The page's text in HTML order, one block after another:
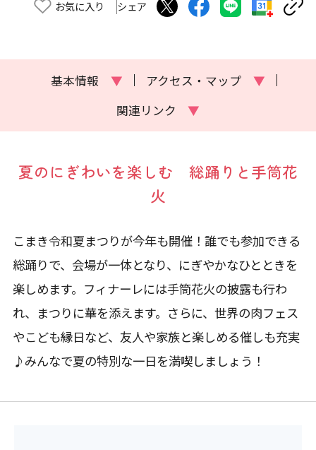
お気に入り シェア
基本情報 ▼ アクセス・マップ
▼
関連リンク
▼
夏のにぎわいを楽しむ 総踊りと手筒花
火
こまき令和夏まつりが今年も開催！誰でも参加できる
総踊りで、会場が一体となり、にぎやかなひとときを
楽しめます。フィナーレには手筒花火の披露も行わ
れ、まつりに華を添えます。さらに、世界の肉フェス
やこども縁日など、友人や家族と楽しめる催しも充実
♪みんなで夏の特別な一日を満喫しましょう！